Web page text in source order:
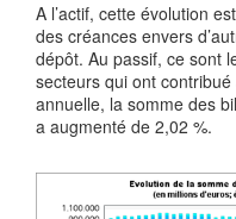
A l’actif, cette évolution
des créances envers
dépôt. Au passif, ce sont
secteurs qui ont
annuelle, la somme des
a augmenté de 2,02 %.